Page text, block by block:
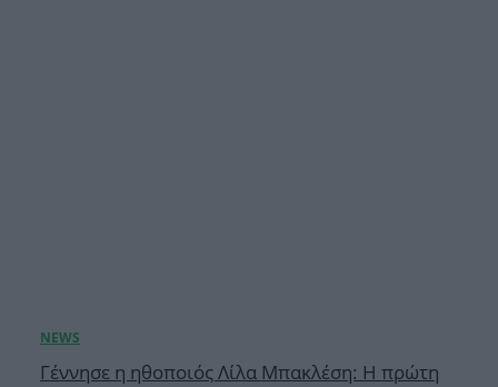
Γέννησε η ηθοποιός Λίλα Μπακλέση: Η πρώτη